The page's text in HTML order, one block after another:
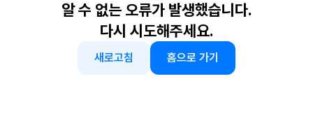
알 수 없는 오류가 발생했습니다.
다시 시도해주세요.
새로고침 홈으로 가기